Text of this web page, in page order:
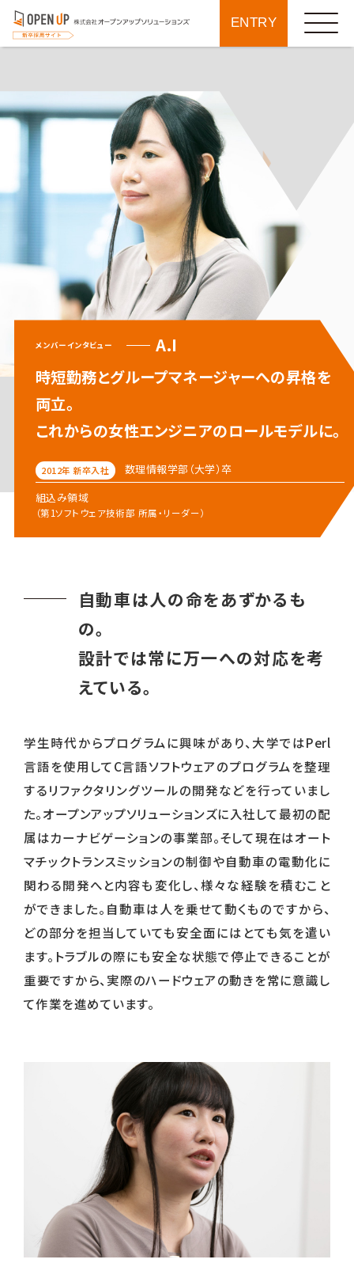
ENTRY
メンバーインタビュー A.I
時短勤務とグループマネージャーへの昇格を
両立。
これからの女性エンジニアのロールモデルに。
2012年 新卒入社 数理情報学部 （大学）卒
組込み領域
（第1ソフトウェア技術部 所属・リーダー）
自動車は人の命をあずかるも
の。
設計では常に万一への対応を考
えている。
学生時代からプログラムに興味があり、大学ではPerl
言語を使用してC言語ソフトウェアのプログラムを整理
するリファクタリングツールの開発などを行っていまし
た。オープンアップソリューションズに入社して最初の配
属はカーナビゲーションの事業部。そして現在はオート
マチックトランスミッションの制御や自動車の電動化に
関わる開発へと内容も変化し、様々な経験を積むこと
ができました。自動車は人を乗せて動くものですから、
どの部分を担当していても安全面にはとても気を遣い
ます。トラブルの際にも安全な状態で停止できることが
重要ですから、実際のハードウェアの動きを常に意識し
て作業を進めています。